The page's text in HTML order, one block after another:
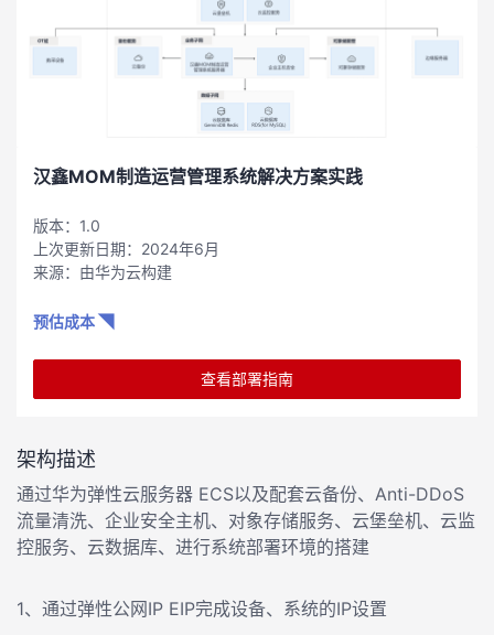
汉鑫MOM制造运营管理系统解决方案实践
版本：1.0
上次更新日期：2024年6月
来源：由华为云构建
预估成本 ◥
查看部署指南
架构描述
通过华为弹性云服务器 ECS以及配套云备份、Anti-DDoS
流量清洗、企业安全主机、对象存储服务、云堡垒机、云监
控服务、云数据库、进行系统部署环境的搭建
1、通过弹性公网IP EIP完成设备、系统的IP设置